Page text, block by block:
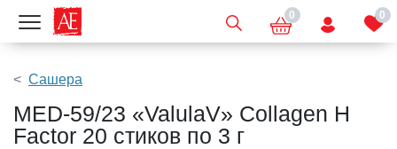
Показать меню 0 0
Сашера
MED-59/23 «ValulaV» Collagen H
Factor 20 стиков по 3 г